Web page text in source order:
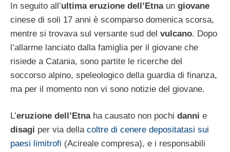
In seguito all’ultima eruzione dell’Etnaun giovane
cinese di soli 17 anni è scomparso domenica scorsa,
mentre si trovava sul versante sud del vulcano. Dopo
l’allarme lanciato dalla famiglia per il giovane che
risiede a Catania, sono partite le ricerche del
soccorso alpino, speleologico della guardia di finanza,
ma per il momento non vi sono notizie del giovane.
L’eruzione dell’Etnaha causato non pochi danni e
disagi per via della coltre di cenere depositatasi sui
paesi limitrofi (Acireale compresa), e i responsabili